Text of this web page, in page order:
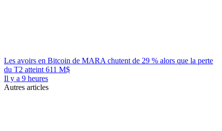
Les avoirs en Bitcoin de MARA chutent de 29 % alors que la perte
du T2 atteint 611 M$
Il y a 9 heures
Autres articles